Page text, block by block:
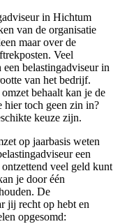
in Hichtum
van de organisatie
maar over de
Veel
belastingadviseur in
van het bedrijf.
behaalt kan je de
hier toch geen zin in?
keuze zijn.
op jaarbasis weten
een
veel geld kunt
je door één
De
jij recht op hebt en
opgesomd: